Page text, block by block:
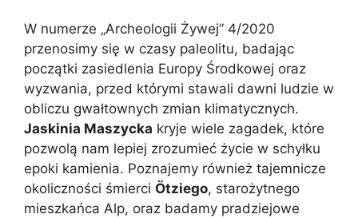
:W numerze „Archeologii Żywej” 4/2020
przenosimy się w czasy paleolitu, badając
początki zasiedlenia Europy Środkowej oraz
wyzwania, przed którymi stawali dawni ludzie w
obliczu gwałtownych zmian klimatycznych.
Jaskinia Maszycka kryje wiele zagadek, które
pozwolą nam lepiej zrozumieć życie w schyłku
epoki kamienia. Poznajemy również tajemnicze
okoliczności śmierci Ötziego, starożytnego
mieszkańca Alp, oraz badamy pradziejowe